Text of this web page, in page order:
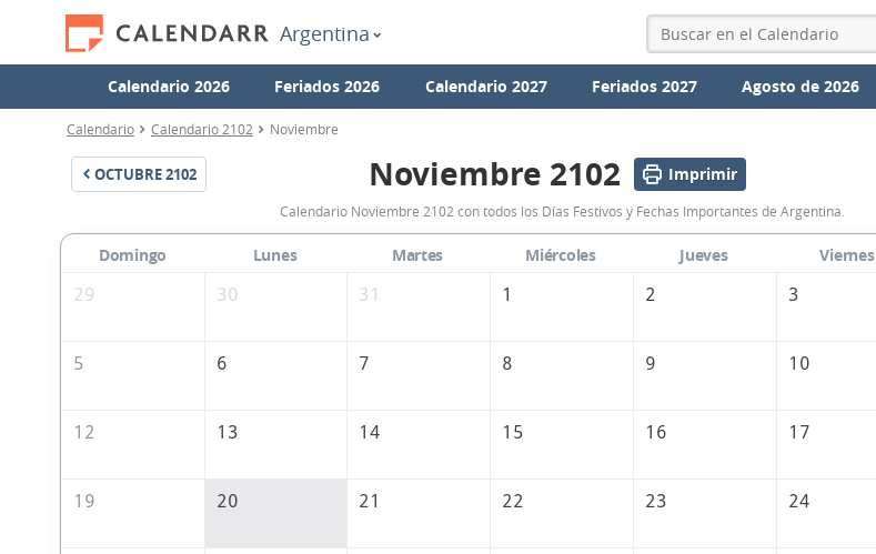
Argentina
Calendario 2026 Feriados 2026 Calendario 2027 Feriados 2027 Agosto de 2026
Calendario Calendario 2102 Noviembre
OCTUBRE2102
Calendario
Noviembre
2102
Argentina
Noviembre 2102 Imprimir
Calendario Noviembre 2102 con todos los Días Festivos y Fechas Importantes de Argentina.
Domingo Lunes Martes Miércoles Jueves Viernes
29
30 31 1 2 3
5 6 7 8 9 10
12 13 14 15 16 17
19 20 21 22 23 24